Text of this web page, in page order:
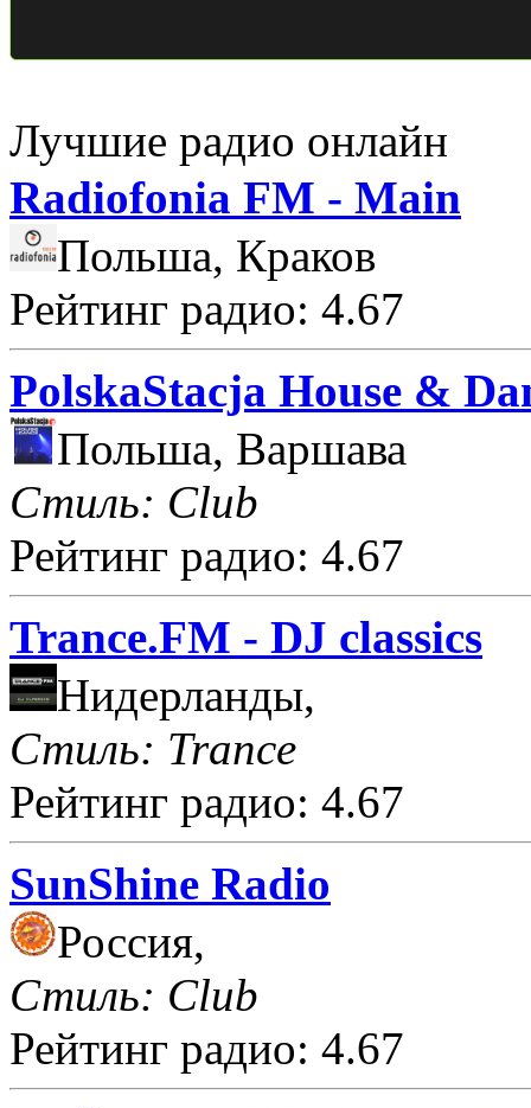
Лучшие радио онлайн
Radiofonia FM - Main
Польша, Краков
Рейтинг радио: 4.67
PolskaStacja House &
Польша, Варшава
Стиль: Club
Рейтинг радио: 4.67
Trance.FM - DJ classics
Нидерланды,
Стиль: Trance
Рейтинг радио: 4.67
SunShine Radio
Россия,
Стиль: Club
Рейтинг радио: 4.67